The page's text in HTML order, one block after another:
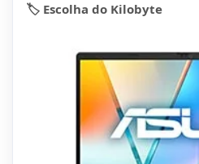
🏷️ Escolha do Kilobyte